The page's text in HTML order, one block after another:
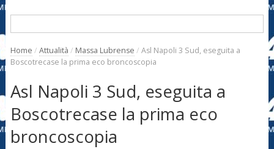
Home / Attualità / Massa Lubrense / Asl Napoli 3 Sud, eseguita a
Boscotrecase la prima eco broncoscopia
Asl Napoli 3 Sud, eseguita a
Boscotrecase la prima eco
broncoscopia